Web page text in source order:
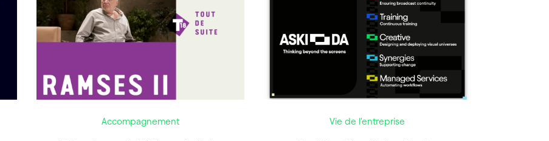
Accompagnement Vie de l'entreprise